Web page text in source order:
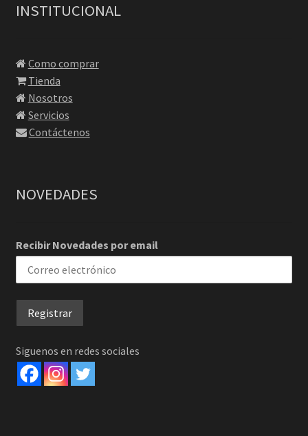
INSTITUCIONAL
Como comprar
Tienda
Nosotros
Servicios
Contáctenos
NOVEDADES
Recibir Novedades por email
Siguenos en redes sociales